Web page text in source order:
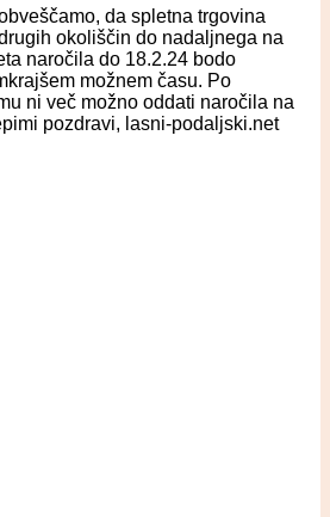
da spletna trgovina
okoliščin do nadaljnega na
naročila do 18.2.24 bodo
možnem času. Po
ni več možno oddati naročila na
pozdravi, lasni-podaljski.net